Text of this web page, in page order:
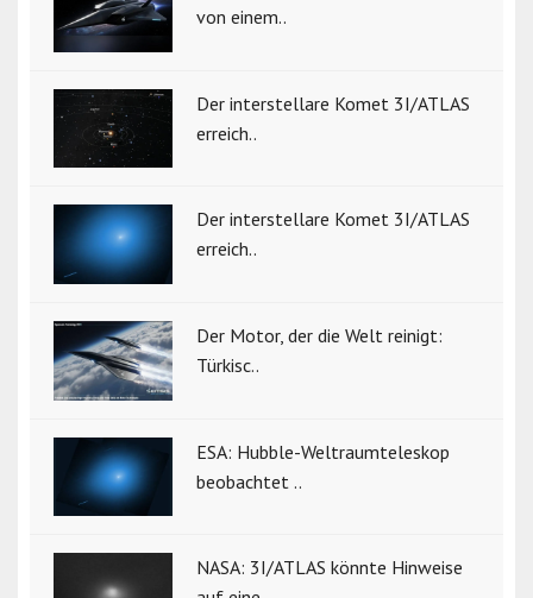
von einem..
Der interstellare Komet 3I/ATLAS
erreich..
Der interstellare Komet 3I/ATLAS
erreich..
Der Motor, der die Welt reinigt:
Türkisc..
ESA: Hubble-Weltraumteleskop
beobachtet ..
NASA: 3I/ATLAS könnte Hinweise